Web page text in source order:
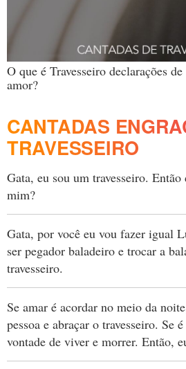
O que é Travesseiro declarações de
amor?
CANTADAS
TRAVESSEIRO
Gata, eu sou um travesseiro.
mim?
Gata, por você eu vou fazer igual
ser pegador baladeiro e trocar a
travesseiro.
Se amar é acordar no meio da
pessoa e abraçar o travesseiro. Se
vontade de viver e morrer. Então,